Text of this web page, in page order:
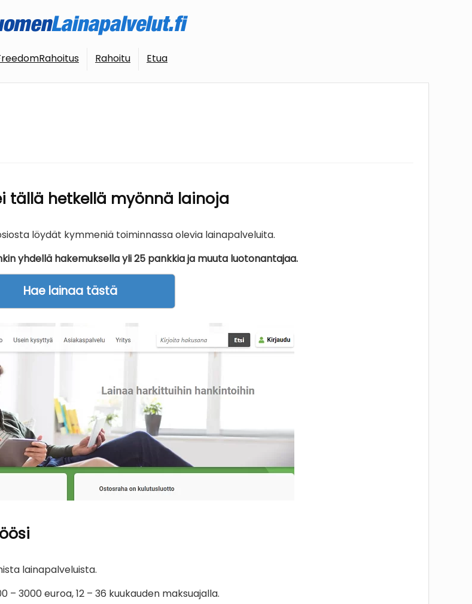
Rahoitu Etua
tällä hetkellä myönnä lainoja
löydät kymmeniä toiminnassa olevia lainapalveluita.
yhdellä hakemuksella yli 25 pankkia ja muuta luotonantajaa.
Hae lainaa tästä
lainapalveluista.
– 3000 euroa, 12 – 36 kuukauden maksuajalla.